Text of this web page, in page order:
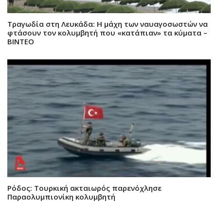
Τραγωδία στη Λευκάδα: Η μάχη των ναυαγοσωστών να
φτάσουν τον κολυμβητή που «κατάπιαν» τα κύματα –
ΒΙΝΤΕΟ
Ρόδος: Τουρκική ακταιωρός παρενόχλησε
Παραολυμπιονίκη κολυμβητή